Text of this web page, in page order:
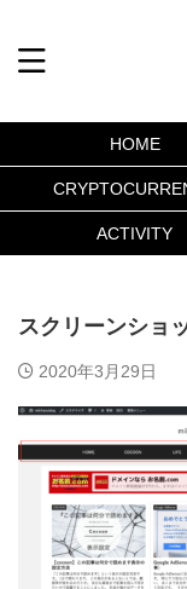
HOME
ACTIVITY
スクリーンショ
2020年3月29日